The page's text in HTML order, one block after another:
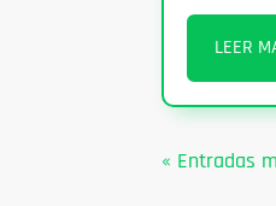
LEER
« Entradas